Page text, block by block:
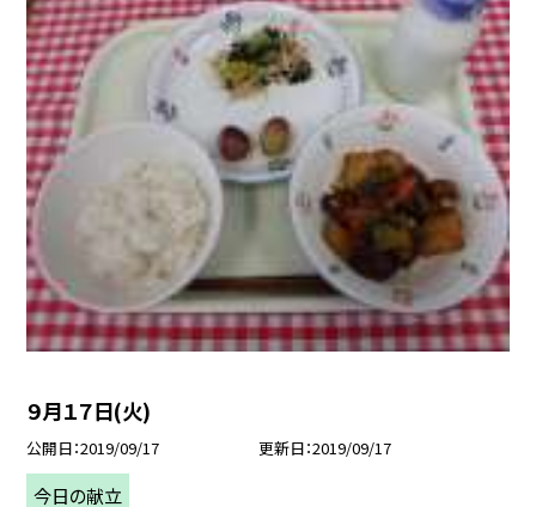
９月１７日(火)
公開日 2019/09/17 更新日 2019/09/17
今日の献立